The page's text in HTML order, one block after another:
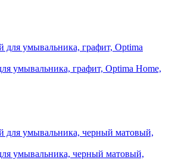
умывальника, графит, Optima Home,
умывальника, черный матовый,